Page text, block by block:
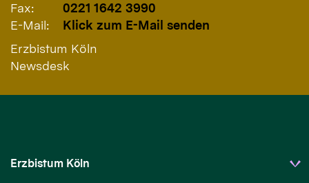
Fax:
0221 1642 3990
E-Mail:
Klick zum E-Mail senden
Erzbistum Köln
Newsdesk
Erzbistum Köln